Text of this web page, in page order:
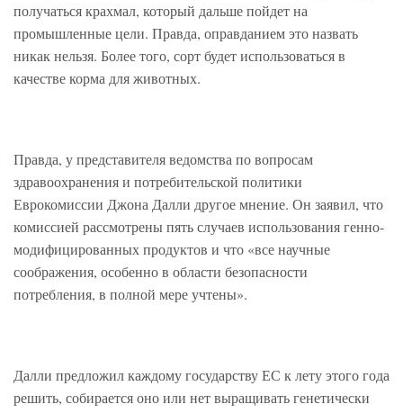
получаться крахмал, который дальше пойдет на
промышленные цели. Правда, оправданием это назвать
никак нельзя. Более того, сорт будет использоваться в
качестве корма для животных.
Правда, у представителя ведомства по вопросам
здравоохранения и потребительской политики
Еврокомиссии Джона Далли другое мнение. Он заявил, что
комиссией рассмотрены пять случаев использования генно-
модифицированных продуктов и что «все научные
соображения, особенно в области безопасности
потребления, в полной мере учтены».
Далли предложил каждому государству ЕС к лету этого года
решить, собирается оно или нет выращивать генетически